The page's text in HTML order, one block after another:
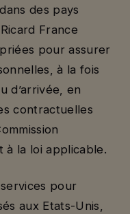
des pays
France
pour assurer
à la fois
d’arrivée, en
contractuelles
à la loi applicable.
pour
aux Etats-Unis,